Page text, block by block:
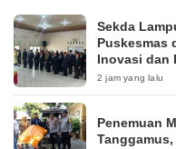
‎Sekda
Puskesmas
Inovasi dan
2 jam yang lalu
Penemuan